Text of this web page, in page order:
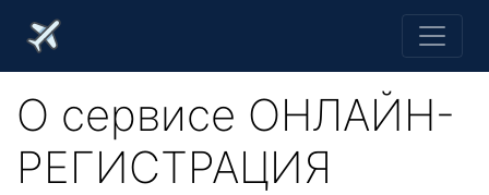
О cервисе ОНЛАЙН-
РЕГИСТРАЦИЯ